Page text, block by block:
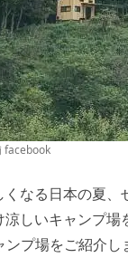
facebook
くなる日本の夏
涼しいキャンプ
ンプ場をご紹介し